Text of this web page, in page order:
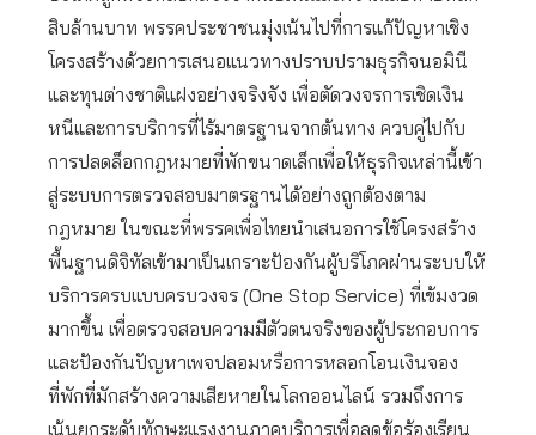
สิบล้านบาท พรรคประชาชนมุ่งเน้นไปที่การแก้ปัญหาเชิง
โครงสร้างด้วยการเสนอแนวทางปราบปรามธุรกิจนอมินี
และทุนต่างชาติแฝงอย่างจริงจัง เพื่อตัดวงจรการเชิดเงิน
หนีและการบริการที่ไร้มาตรฐานจากต้นทาง ควบคู่ไปกับ
การปลดล็อกกฎหมายที่พักขนาดเล็กเพื่อให้ธุรกิจเหล่านี้เข้า
สู่ระบบการตรวจสอบมาตรฐานได้อย่างถูกต้องตาม
กฎหมาย ในขณะที่พรรคเพื่อไทยนำเสนอการใช้โครงสร้าง
พื้นฐานดิจิทัลเข้ามาเป็นเกราะป้องกันผู้บริโภคผ่านระบบให้
บริการครบแบบครบวงจร (One Stop Service) ที่เข้มงวด
มากขึ้น เพื่อตรวจสอบความมีตัวตนจริงของผู้ประกอบการ
และป้องกันปัญหาเพจปลอมหรือการหลอกโอนเงินจอง
ที่พักที่มักสร้างความเสียหายในโลกออนไลน์ รวมถึงการ
เน้นยกระดับทักษะแรงงานภาคบริการเพื่อลดข้อร้องเรียน